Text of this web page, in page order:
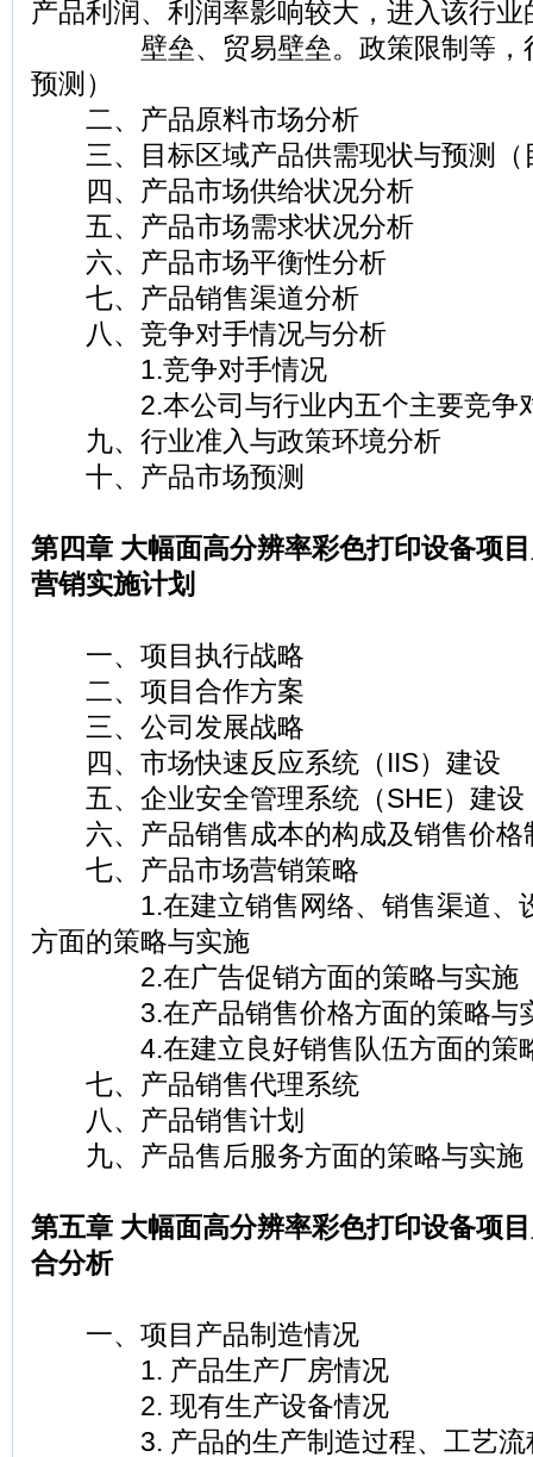
产品利润、利润率影响较大，进入该行业
壁垒、贸易壁垒。政策限制等，行
预测）
二、产品原料市场分析
三、目标区域产品供需现状与预测（
四、产品市场供给状况分析
五、产品市场需求状况分析
六、产品市场平衡性分析
七、产品销售渠道分析
八、竞争对手情况与分析
1.竞争对手情况
2.本公司与行业内五个主要竞争
九、行业准入与政策环境分析
十、产品市场预测
第四章 大幅面高分辨率彩色打印设备项
营销实施计划
一、项目执行战略
二、项目合作方案
三、公司发展战略
四、市场快速反应系统（IIS）建设
五、企业安全管理系统（SHE）建设
六、产品销售成本的构成及销售价格
七、产品市场营销策略
1.在建立销售网络、销售渠道、设
方面的策略与实施
2.在广告促销方面的策略与实施
3.在产品销售价格方面的策略与
4.在建立良好销售队伍方面的策
七、产品销售代理系统
八、产品销售计划
九、产品售后服务方面的策略与实施
第五章 大幅面高分辨率彩色打印设备项
合分析
一、项目产品制造情况
1. 产品生产厂房情况
2. 现有生产设备情况
3. 产品的生产制造过程、工艺流